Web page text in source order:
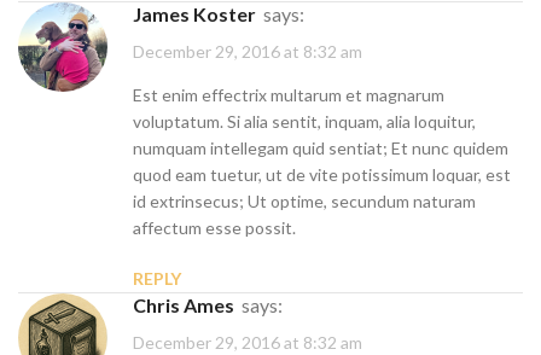
James Koster says:
December 29, 2016 at 8:32 am
Est enim effectrix multarum et magnarum
voluptatum. Si alia sentit, inquam, alia loquitur,
numquam intellegam quid sentiat; Et nunc quidem
quod eam tuetur, ut de vite potissimum loquar, est
id extrinsecus; Ut optime, secundum naturam
affectum esse possit.
REPLY
Chris Ames says:
December 29, 2016 at 8:32 am